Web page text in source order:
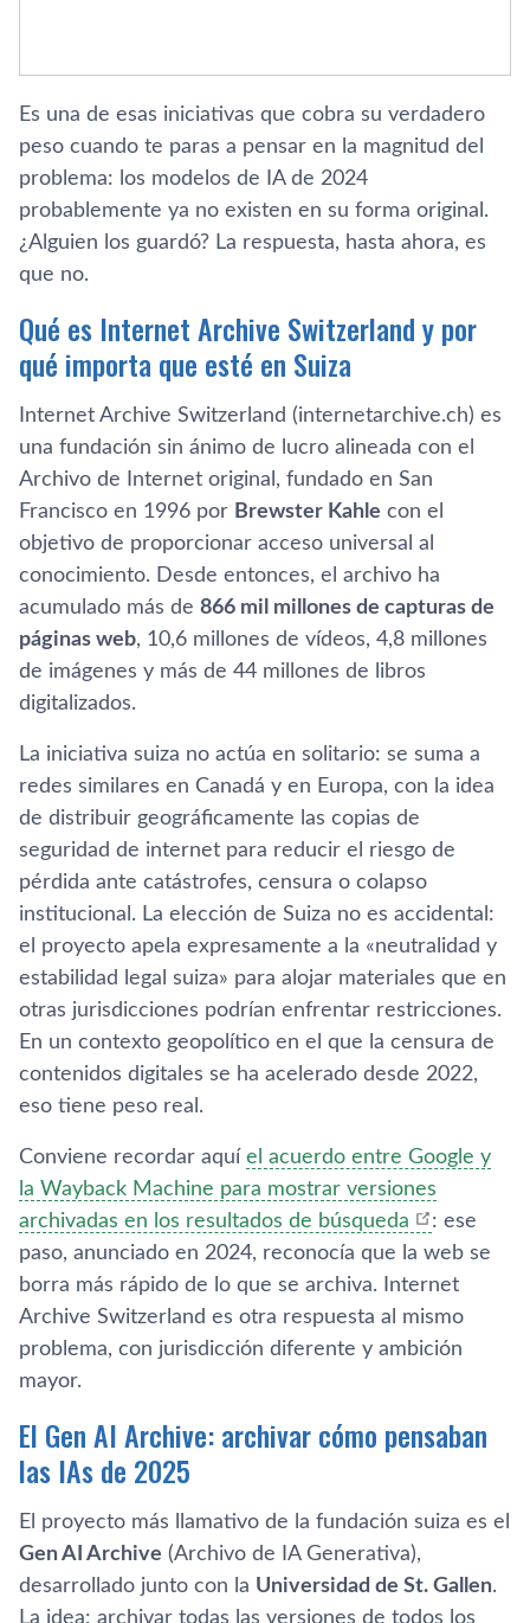
Es una de esas iniciativas que cobra su verdadero
peso cuando te paras a pensar en la magnitud del
problema: los modelos de IA de 2024
probablemente ya no existen en su forma original.
¿Alguien los guardó? La respuesta, hasta ahora, es
que no.
Qué es Internet Archive Switzerland y por
qué importa que esté en Suiza
Internet Archive Switzerland (internetarchive.ch) es
una fundación sin ánimo de lucro alineada con el
Archivo de Internet original, fundado en San
Francisco en 1996 por Brewster Kahle con el
objetivo de proporcionar acceso universal al
conocimiento. Desde entonces, el archivo ha
acumulado más de 866 mil millones de capturas de
páginas web, 10,6 millones de vídeos, 4,8 millones
de imágenes y más de 44 millones de libros
digitalizados.
La iniciativa suiza no actúa en solitario: se suma a
redes similares en Canadá y en Europa, con la idea
de distribuir geográficamente las copias de
seguridad de internet para reducir el riesgo de
pérdida ante catástrofes, censura o colapso
institucional. La elección de Suiza no es accidental:
el proyecto apela expresamente a la «neutralidad y
estabilidad legal suiza» para alojar materiales que en
otras jurisdicciones podrían enfrentar restricciones.
En un contexto geopolítico en el que la censura de
contenidos digitales se ha acelerado desde 2022,
eso tiene peso real.
Conviene recordar aquí el acuerdo entre Google y
la Wayback Machine para mostrar versiones
archivadas en los resultados de búsqueda
: ese
paso, anunciado en 2024, reconocía que la web se
borra más rápido de lo que se archiva. Internet
Archive Switzerland es otra respuesta al mismo
problema, con jurisdicción diferente y ambición
mayor.
El Gen AI Archive: archivar cómo pensaban
las IAs de 2025
El proyecto más llamativo de la fundación suiza es el
Gen AI Archive (Archivo de IA Generativa),
desarrollado junto con la Universidad de St. Gallen.
La idea: archivar todas las versiones de todos los